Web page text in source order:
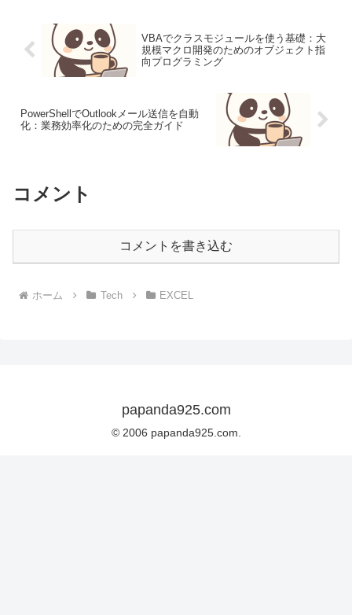
VBAでクラスモジュールを使う基礎：大
規模マクロ開発のためのオブジェクト指
向プログラミング
PowerShellでOutlookメール送信を自動
化：業務効率化のための完全ガイド
コメント
コメントを書き込む
ホーム Tech EXCEL
papanda925.com
© 2006 papanda925.com.